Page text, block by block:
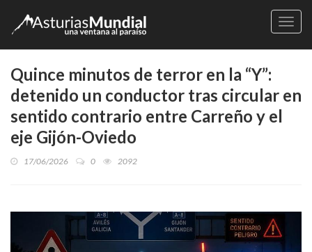
Quince minutos de terror en la “Y”:
detenido un conductor tras circular en
sentido contrario entre Carreño y el
eje Gijón-Oviedo
17/06/2026 0 2092